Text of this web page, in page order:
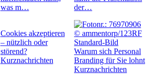
was m…
Cookies akzeptieren
– nützlich oder
störend?
Kurznachrichten
der…
Warum sich Personal
Branding für Sie lohnt
Kurznachrichten